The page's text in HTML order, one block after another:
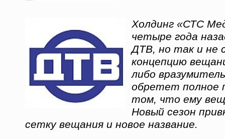
Холдинг «СТС
четыре года
ДТВ, но так и не
концепцию
либо
обретет полное
том, что ему
Новый сезон
сетку вещания и новое название.